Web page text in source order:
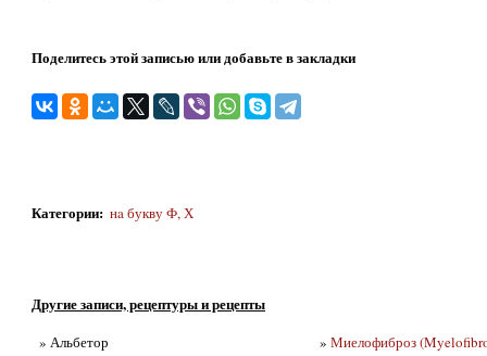
Поделитесь этой записью или добавьте в закладки
Категории: нa букву Ф, Х
Другие записи, рецептуры и рецепты
» Альбетор
» Миелофиброз